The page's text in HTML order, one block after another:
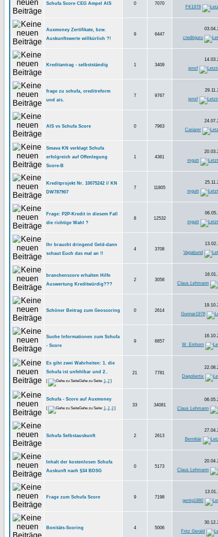
Schufa Score CEG Ampel AIS 0 7070
FK1978
Auxmoney Zertifikate, bzw.
Auskunftswerte willkürlich ?!
9 6447
creditguru
Kreditantrag - selbstständig 1 3409
jensf
frage zu schufa, creditreform
und ais.
7 9767
jensf
AIS vs Schufa Score 0 7963
Cariarer
Smava KN verklagt Schufa
erfolgreich auf Offenlegung
Score-B
1 4361
mgutt
Kreditprojekt Nr. 10075242 // KN
DW787907
7 11805
mgutt
Frage: P2P-Kredit in diesem Fall
die richtige Wahl ?
8 12532
mgutt
Ihr braucht dringend Geld-dann
schaut Euch das mal an !!
4 3708
Vagabund
branchenscore erhalten Hilfe
Auswertung Kreditwürdig???
2 3058
Claus Lehmann
Schöner Beitrag zum Geoscoring 0 2614
Gunnar1978
Suche Informationen zum Schufa
- Score
9 6857
W_Einhorn
Es gibt zwei Wahrheiten: 1. die
Schufa ist unfehlbar und 2..
[ Gehe zu Seite: 1, 2 ]
21 7781
Dagobertix
Schufa - Score auf Auxmoney
[ Gehe zu Seite: 1, 2, 3 ]
33 34081
Claus Lehmann
Schufa Selbstauskunft 2 2613
Bernibär
Inhalt der kostenlosen Schufa
Auskunft nach §34 BDSG
0 5173
Claus Lehmann
Frage zum Schufa Score 9 7198
geritg1980
Bonitäts-Scoring 4 5006
Fritz Gerald